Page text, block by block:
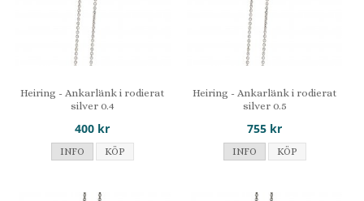
Heiring - Ankarlänk i rodierat
silver 0.4
400 kr
INFO KÖP
Heiring - Ankarlänk i rodierat
silver 0.5
755 kr
INFO KÖP